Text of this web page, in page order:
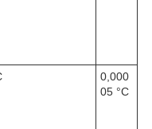
0,000
05 °C